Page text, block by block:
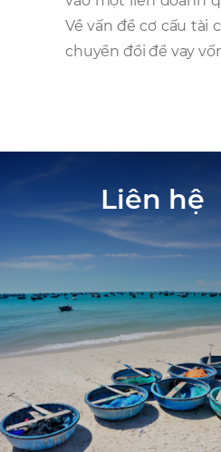
Về vấn đề cơ cấu tài
chuyển đổi để vay
Liên hệ